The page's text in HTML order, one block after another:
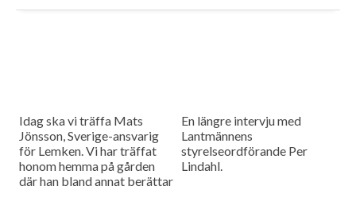
Idag ska vi träffa Mats
Jönsson, Sverige-ansvarig
för Lemken. Vi har träffat
honom hemma på gården
där han bland annat berättar
En längre intervju med
Lantmännens
styrelseordförande Per
Lindahl.